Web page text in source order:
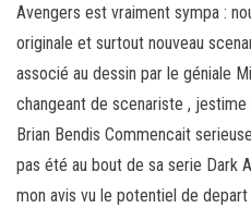
Avengers est vraiment sympa :
originale et surtout nouveau
associé au dessin par le géniale
changeant de scenariste , jestime
Brian Bendis Commencait
pas été au bout de sa serie Dark
mon avis vu le potentiel de